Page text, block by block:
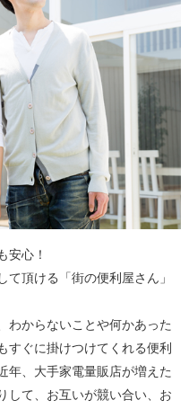
安心！
頂ける「街の便利屋さん」
わからないことや何かあった
すぐに掛けつけてくれる便利
年、大手家電量販店が増えた
して、お互いが競い合い、お